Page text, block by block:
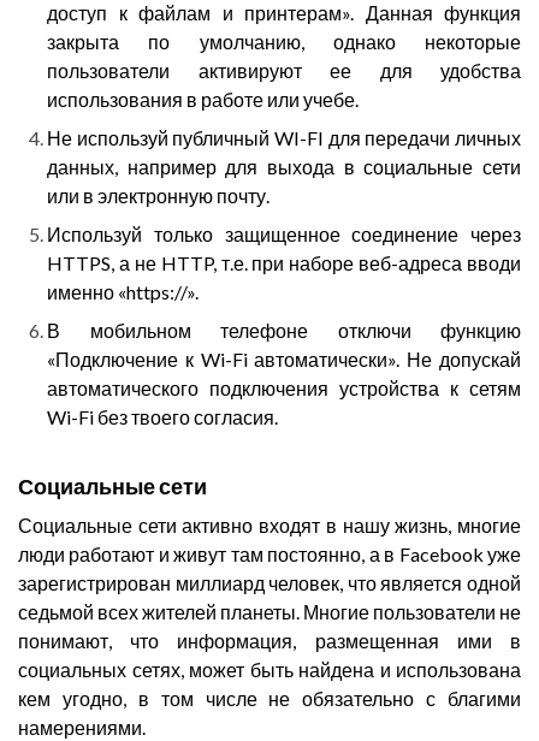
доступ к файлам и принтерам». Данная функция
закрыта по умолчанию, однако некоторые
пользователи активируют ее для удобства
использования в работе или учебе.
Не используй публичный WI-FI для передачи личных
данных, например для выхода в социальные сети
или в электронную почту.
Используй только защищенное соединение через
HTTPS, а не HTTP, т.е. при наборе веб-адреса вводи
именно «https://».
В мобильном телефоне отключи функцию
«Подключение к Wi-Fi автоматически». Не допускай
автоматического подключения устройства к сетям
Wi-Fi без твоего согласия.
Социальные сети
Социальные сети активно входят в нашу жизнь, многие
люди работают и живут там постоянно, а в Facebook уже
зарегистрирован миллиард человек, что является одной
седьмой всех жителей планеты. Многие пользователи не
понимают, что информация, размещенная ими в
социальных сетях, может быть найдена и использована
кем угодно, в том числе не обязательно с благими
намерениями.